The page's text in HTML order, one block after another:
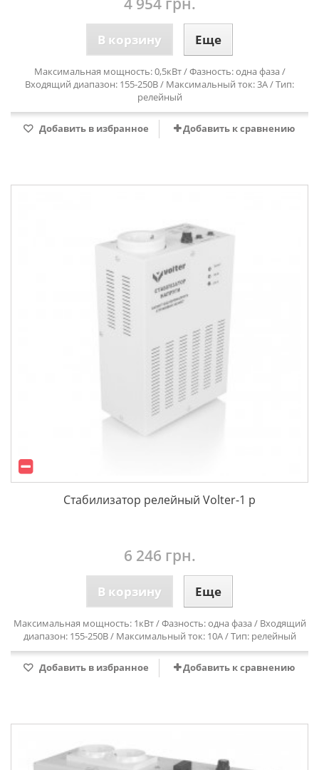
В корзину Еще
Максимальная мощность: 0,5кВт / Фазность: одна фаза /
Входящий диапазон: 155-250В / Максимальный ток: 3А / Тип:
релейный
Добавить в избранное Добавить к сравнению
Стабилизатор релейный Volter-1 р
6 246 грн.
В корзину Еще
Максимальная мощность: 1кВт / Фазность: одна фаза / Входящий
диапазон: 155-250В / Максимальный ток: 10А / Тип: релейный
Добавить в избранное Добавить к сравнению